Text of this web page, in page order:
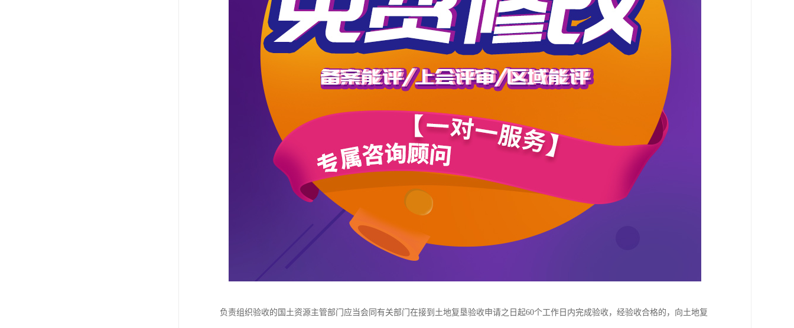
负责组织验收的国土资源主管部门应当会同有关部门在接到土地复垦验收申请之日起60个工作日内完成验收，经验收合格的，向土地复